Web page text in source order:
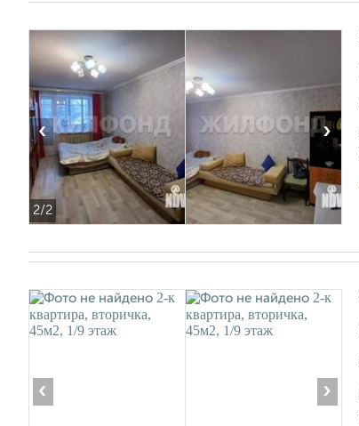
2/2
‹ ›
‹ ›